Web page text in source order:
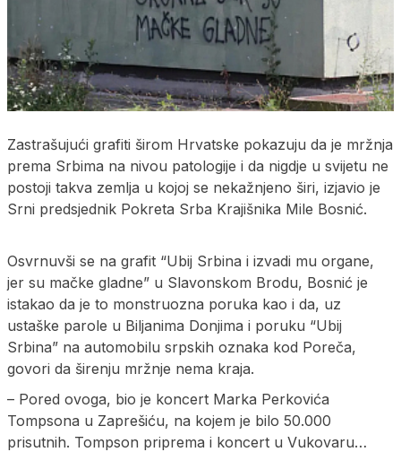
Zastrašujući grafiti širom Hrvatske pokazuju da je mržnja
prema Srbima na nivou patologije i da nigdje u svijetu ne
postoji takva zemlja u kojoj se nekažnjeno širi, izjavio je
Srni predsjednik Pokreta Srba Krajišnika Mile Bosnić.
Osvrnuvši se na grafit “Ubij Srbina i izvadi mu organe,
jer su mačke gladne” u Slavonskom Brodu, Bosnić je
istakao da je to monstruozna poruka kao i da, uz
ustaške parole u Biljanima Donjima i poruku “Ubij
Srbina” na automobilu srpskih oznaka kod Poreča,
govori da širenju mržnje nema kraja.
– Pored ovoga, bio je koncert Marka Perkovića
Tompsona u Zaprešiću, na kojem je bilo 50.000
prisutnih. Tompson priprema i koncert u Vukovaru…